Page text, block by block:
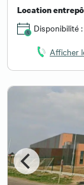
Location
Disponibilité
Afficher